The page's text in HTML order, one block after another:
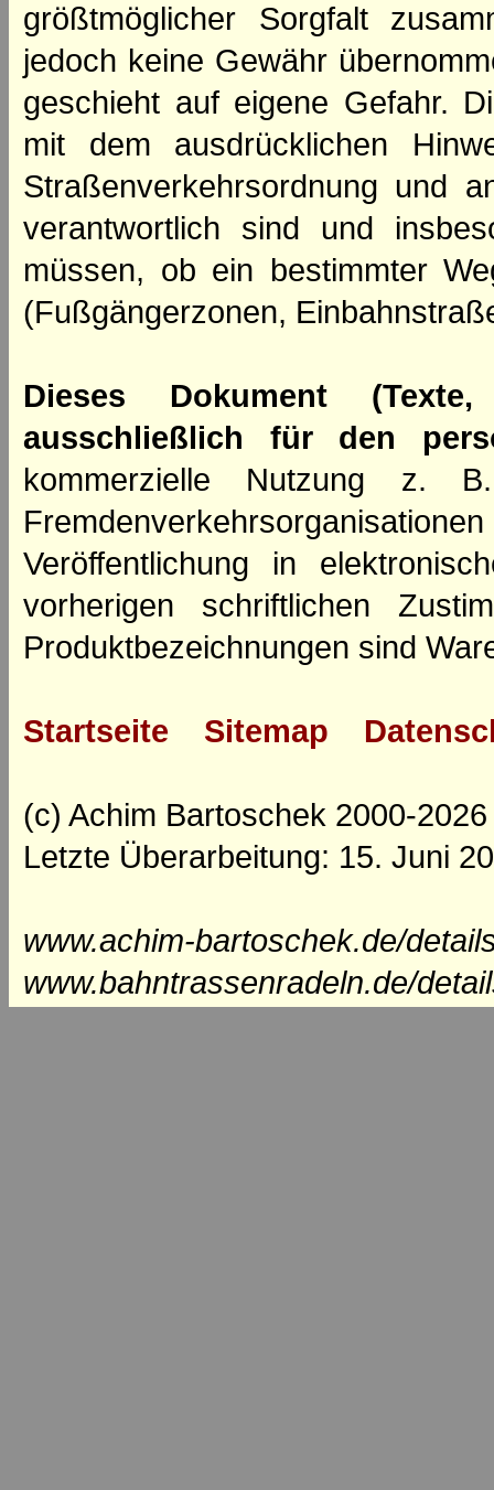
größtmöglicher Sorgfalt
jedoch keine Gewähr
geschieht auf eigene Gefahr.
mit dem ausdrücklichen
Straßenverkehrsordnung und
verantwortlich sind und
müssen, ob ein bestimmter
(Fußgängerzonen,
Dieses Dokument
ausschließlich für den
kommerzielle Nutzung z.
Veröffentlichung in
vorherigen schriftlichen
Produktbezeichnungen sind
Startseite Sitemap
(c) Achim Bartoschek 2000-2026
Letzte Überarbeitung: 15. Juni
www.achim-bartoschek.de/
www.bahntrassenradeln.de/